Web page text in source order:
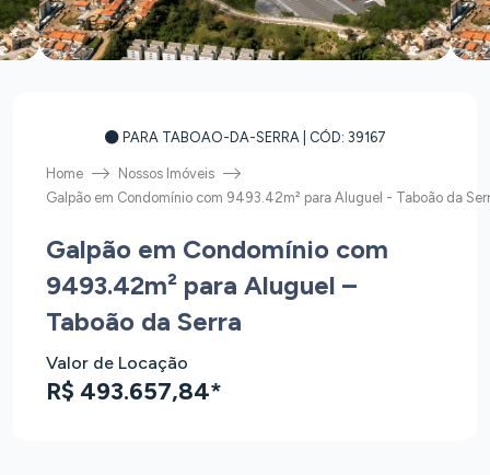
PARA TABOAO-DA-SERRA| CÓD: 39167
Home
Nossos Imóveis
Galpão em Condomínio com 9493.42m² para Aluguel - Taboão da
Galpão em Condomínio com
9493.42m² para Aluguel –
Taboão da Serra
Valor de Locação
R$ 493.657,84*